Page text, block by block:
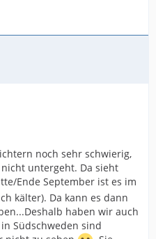
noch sehr schwierig,
untergeht. Da sieht
Ende September ist es im
kälter). Da kann es dann
haben wir auch
Südschweden sind